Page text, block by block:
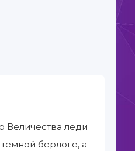
Величества леди
берлоге, а